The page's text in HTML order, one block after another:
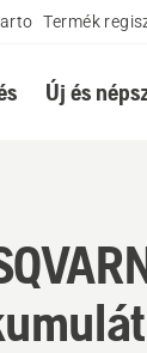
Termék
Új és